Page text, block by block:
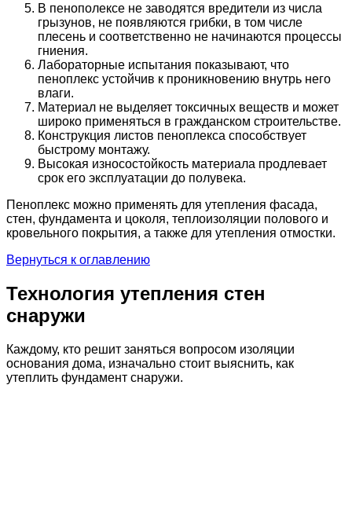
В пенополексе не заводятся вредители из числа
грызунов, не появляются грибки, в том числе
плесень и соответственно не начинаются процессы
гниения.
Лабораторные испытания показывают, что
пеноплекс устойчив к проникновению внутрь него
влаги.
Материал не выделяет токсичных веществ и может
широко применяться в гражданском строительстве.
Конструкция листов пеноплекса способствует
быстрому монтажу.
Высокая износостойкость материала продлевает
срок его эксплуатации до полувека.
Пеноплекс можно применять для утепления фасада,
стен, фундамента и цоколя, теплоизоляции полового и
кровельного покрытия, а также для утепления отмостки.
Вернуться к оглавлению
Технология утепления стен
снаружи
Каждому, кто решит заняться вопросом изоляции
основания дома, изначально стоит выяснить, как
утеплить фундамент снаружи.